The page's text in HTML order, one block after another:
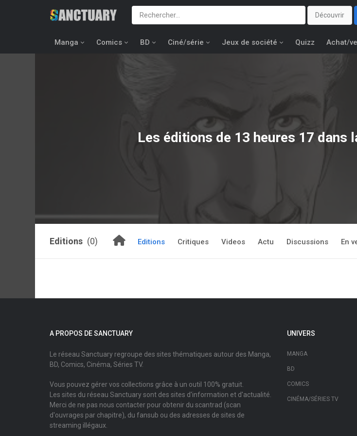
Découvrir
Manga Comics BD Ciné/série Jeux de société Quizz Achat/
Les éditions de 13 heures 17 dans
Editions (0) Editions Critiques Videos Actu Discussions En
A PROPOS DE SANCTUARY
Le réseau Sanctuary regroupe des sites thématiques autour des Manga,
BD, Comics, Cinéma, Séries TV.
Vous pouvez gérer vos collections grâce à un outil 100% gratuit.
Les sites du réseau Sanctuary sont des sites d'information et d'actualité.
Merci de ne pas nous contacter pour obtenir du scantrad (scan
d'ouvrages par chapitre), du fansub ou des adresses de sites de
streaming illégaux.
UNIVERS
MANGA
BD
COMICS
CINÉMA/SÉRIES TV